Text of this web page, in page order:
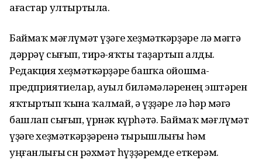
ағастар ултыртыла.
Баймаҡ мәғлүмәт үҙәге хеҙмәткәрҙәре лә өмәггә
дәррәү сығып, тирә-яҡты таҙартып алды.
Редакция хеҙмәткәрҙәре башҡа ойошма-
предприятиелар, ауыл биләмәләренең эштәрен
яҡтыртып ҡына ҡалмай, ә үҙҙәре лә һәр өмәгә
башлап сығып, үрнәк күрһәтә. Баймаҡ мәғлүмәт
үҙәге хеҙмәткәрҙәренә тырышлығы һәм
уңғанлығы өсөн рәхмәт һүҙҙәремде еткерәм.